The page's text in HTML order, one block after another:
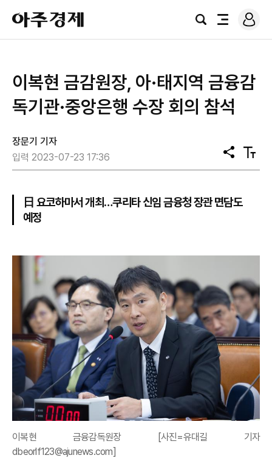
아
주
경
검
전
로
그
​이복현 금감원장, 아·태지역 금융감
독기관·중앙은행 수장 회의 참석
장문기 기자
입력 2023-07-23 17:36
공
유
텍
스
日 요코하마서 개최…쿠리타 신임 금융청 장관 면담도
예정
이복현 금융감독원장 [사진=유대길 기자
dbeorlf123@ajunews.com]